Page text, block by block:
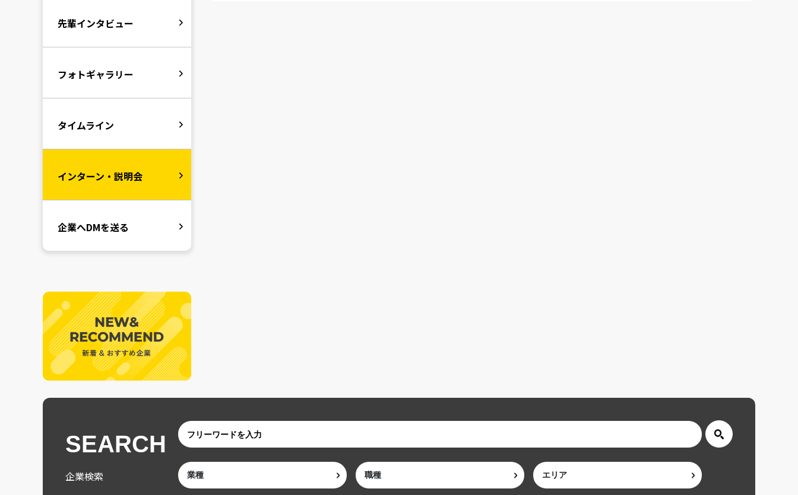
先輩インタビュー
フォトギャラリー
タイムライン
インターン・説明会
企業へDMを送る
SEARCH
企業検索